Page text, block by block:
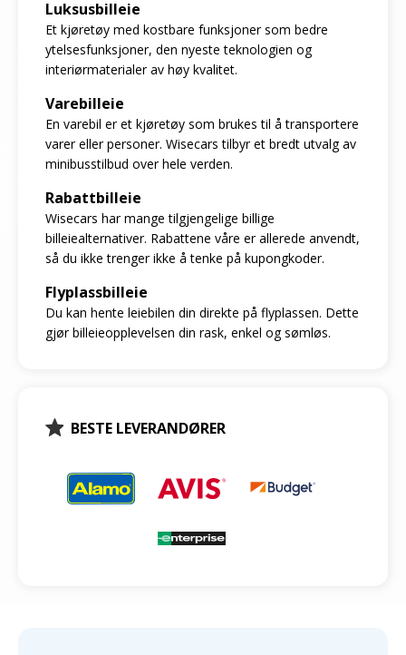
Luksusbilleie
Et kjøretøy med kostbare funksjoner som bedre
ytelsesfunksjoner, den nyeste teknologien og
interiørmaterialer av høy kvalitet.
Varebilleie
En varebil er et kjøretøy som brukes til å transportere
varer eller personer. Wisecars tilbyr et bredt utvalg av
minibusstilbud over hele verden.
Rabattbilleie
Wisecars har mange tilgjengelige billige
billeiealternativer. Rabattene våre er allerede anvendt,
så du ikke trenger ikke å tenke på kupongkoder.
Flyplassbilleie
Du kan hente leiebilen din direkte på flyplassen. Dette
gjør billeieopplevelsen din rask, enkel og sømløs.
BESTE LEVERANDØRER